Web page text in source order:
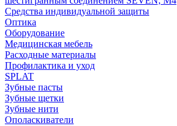
Средства индивидуальной защиты
Оптика
Оборудование
Медицинская мебель
Расходные материалы
Профилактика и уход
SPLAT
Зубные пасты
Зубные щетки
Зубные нити
Ополаскиватели